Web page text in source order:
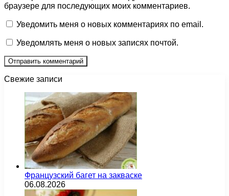
браузере для последующих моих комментариев.
Уведомить меня о новых комментариях по email.
Уведомлять меня о новых записях почтой.
Свежие записи
Французский багет на закваске
06.08.2026